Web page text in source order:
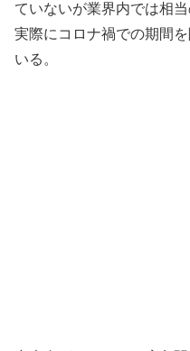
ていないが業界内では相
実際にコロナ禍での期間
いる。